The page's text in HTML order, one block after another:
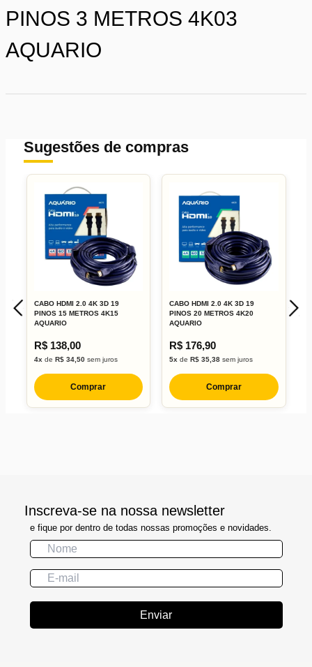
PINOS 3 METROS 4K03
AQUARIO
Largura:
Comprimento:
Sugestões de compras
CABO HDMI 2.0 4K 3D 19
PINOS 15 METROS 4K15
AQUARIO
R$ 138,00
4x de R$ 34,50sem juros
Comprar
CABO HDMI 2.0 4K 3D 19
PINOS 20 METROS 4K20
AQUARIO
R$ 176,90
5x deR$ 35,38 sem juros
Comprar
Inscreva-se na nossa newsletter
e fique por dentro de todas nossas promoções e novidades.
Enviar